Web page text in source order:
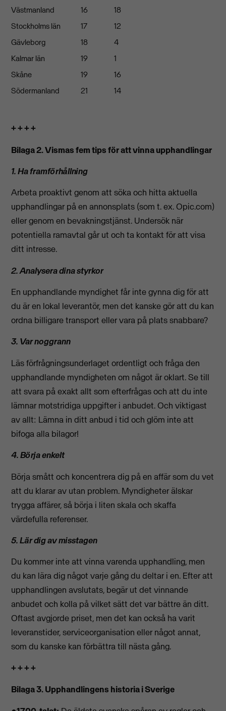
Västmanland
16
18
Stockholms län
17
12
Gävleborg
18
4
Kalmar län
19
1
Skåne
19
16
Södermanland
21 14
+ + + +
Bilaga 2. Vismas fem tips för att vinna upphandlingar
1. Ha framförhållning
Arbeta proaktivt genom att söka och hitta aktuella
upphandlingar på en annonsplats (som t. ex. Opic.com)
eller genom en bevakningstjänst. Undersök när
potentiella ramavtal går ut och ta kontakt för att visa
ditt intresse.
2. Analysera dina styrkor
En upphandlande myndighet får inte gynna dig för att
du är en lokal leverantör, men det kanske gör att du kan
ordna billigare transport eller vara på plats snabbare?
3. Var noggrann
Läs förfrågningsunderlaget ordentligt och fråga den
upphandlande myndigheten om något är oklart. Se till
att svara på exakt allt som efterfrågas och att du inte
lämnar motstridiga uppgifter i anbudet. Och viktigast
av allt: Lämna in ditt anbud i tid och glöm inte att
bifoga alla bilagor!
4. Börja enkelt
Börja smått och koncentrera dig på en affär som du vet
att du klarar av utan problem. Myndigheter älskar
trygga affärer, så börja i liten skala och skaffa
värdefulla referenser.
5. Lär dig av misstagen
Du kommer inte att vinna varenda upphandling, men
du kan lära dig något varje gång du deltar i en. Efter att
upphandlingen avslutats, begär ut det vinnande
anbudet och kolla på vilket sätt det var bättre än ditt.
Oftast avgjorde priset, men det kan också ha varit
leveranstider, serviceorganisation eller något annat,
som du kanske kan förbättra till nästa gång.
+ + + +
Bilaga 3. Upphandlingens historia i Sverige